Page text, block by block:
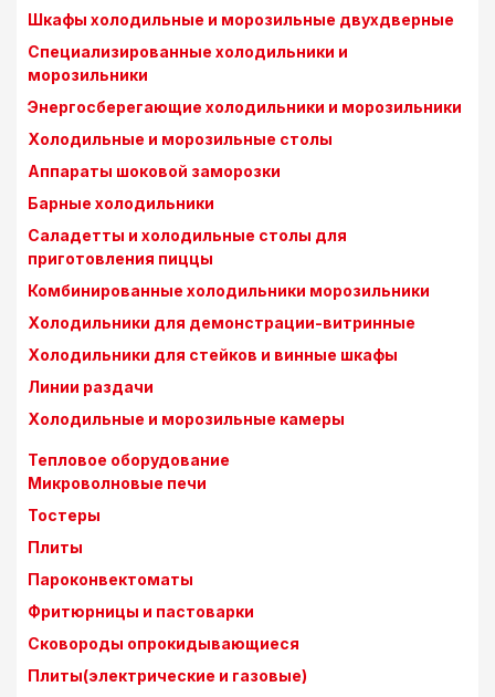
Шкафы холодильные и морозильные двухдверные
Специализированные холодильники и
морозильники
Энергосберегающие холодильники и морозильники
Холодильные и морозильные столы
Аппараты шоковой заморозки
Барные холодильники
Саладетты и холодильные столы для
приготовления пиццы
Комбинированные холодильники морозильники
Холодильники для демонстрации-витринные
Холодильники для стейков и винные шкафы
Линии раздачи
Холодильные и морозильные камеры
Тепловое оборудование
Микроволновые печи
Тостеры
Плиты
Пароконвектоматы
Фритюрницы и пастоварки
Сковороды опрокидывающиеся
Плиты(электрические и газовые)